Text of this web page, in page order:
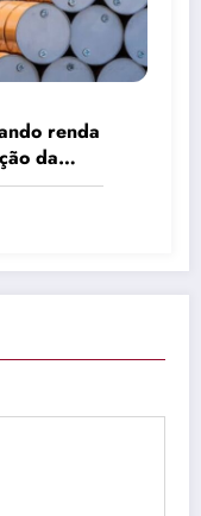
renda
da